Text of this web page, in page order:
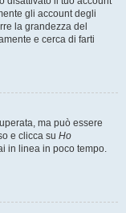
gli account degli
la grandezza del
e cerca di farti
ma può essere
e clicca su Ho
in linea in poco tempo.